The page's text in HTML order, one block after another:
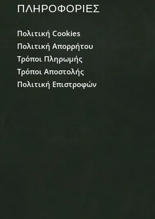
ΠΛΗΡΟΦΟΡΙΕΣ
Πολιτική Cookies
Πολιτική Απορρήτου
Τρόποι Πληρωμής
Τρόποι Αποστολής
Πολιτική Επιστροφών